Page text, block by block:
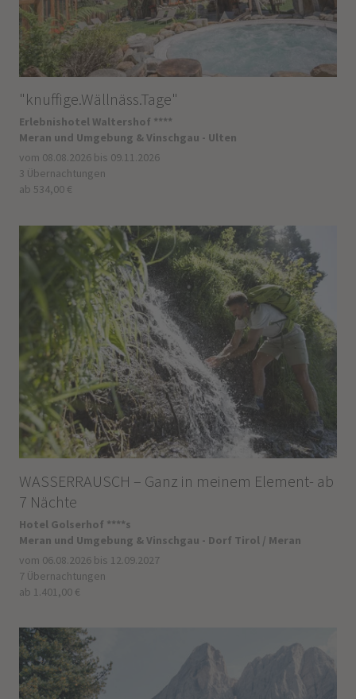
"knuffige.Wällnäss.Tage"
Erlebnishotel Waltershof ****
Meran und Umgebung & Vinschgau - Ulten
vom 08.08.2026 bis 09.11.2026
3 Übernachtungen
ab 534,00 €
WASSERRAUSCH – Ganz in meinem Element- ab
7 Nächte
Hotel Golserhof ****s
Meran und Umgebung & Vinschgau - Dorf Tirol / Meran
vom 06.08.2026 bis 12.09.2027
7 Übernachtungen
ab 1.401,00 €